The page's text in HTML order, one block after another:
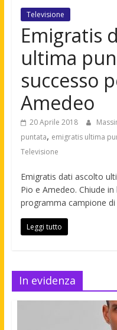
Televisione
Emigratis
ultima
successo
Amedeo
20 Aprile 2018
puntata, emigratis ultima
Televisione
Emigratis dati ascolto
Pio e Amedeo. Chiude in
programma campione
Leggi tutto
In evidenza